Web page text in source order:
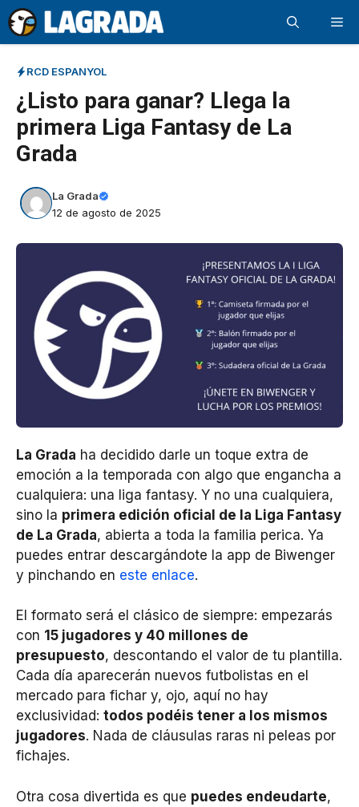
Saltar
al
contenido
RCD ESPANYOL
¿Listo para ganar? Llega la
primera Liga Fantasy de La
Grada
La Grada
12 de agosto de 2025
La Grada ha decidido darle un toque extra de
emoción a la temporada con algo que engancha a
cualquiera: una liga fantasy. Y no una cualquiera,
sino la primera edición oficial de la Liga Fantasy
de La Grada, abierta a toda la familia perica. Ya
puedes entrar descargándote la app de Biwenger
y pinchando en este enlace.
El formato será el clásico de siempre: empezarás
con 15 jugadores y 40 millones de
presupuesto, descontando el valor de tu plantilla.
Cada día aparecerán nuevos futbolistas en el
mercado para fichar y, ojo, aquí no hay
exclusividad: todos podéis tener a los mismos
jugadores. Nada de cláusulas raras ni peleas por
fichajes.
Otra cosa divertida es que puedes endeudarte,